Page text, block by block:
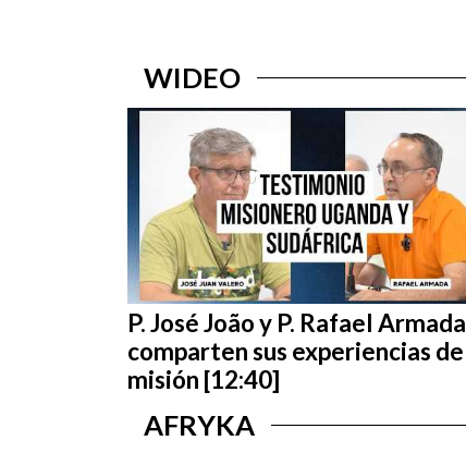
WIDEO
P. José João y P. Rafael Armada
comparten sus experiencias de
misión [12:40]
AFRYKA